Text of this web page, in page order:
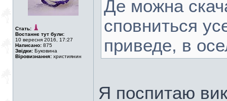
Стать:
Востаннє тут були:
10 вересня 2016, 17:27
Написано: 875
Звідки: Буковина
Віровизнання: християнин
Де можна
сповниться
приведе, в
Я поспитаю